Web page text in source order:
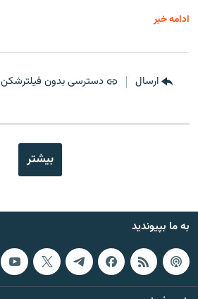
ادامه خبر
ارسال دسترسی بدون فیلترشکن
بیشتر
به ما بپیوندید